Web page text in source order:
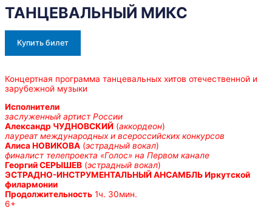
ТАНЦЕВАЛЬНЫЙ МИКС
Купить билет
Концертная программа танцевальных хитов отечественной и
зарубежной музыки
Исполнители
заслуженный артист России
Александр ЧУДНОВСКИЙ (аккордеон)
лауреат международных и всероссийских конкурсов
Алиса НОВИКОВА (эстрадный вокал)
финалист телепроекта «Голос» на Первом канале
Георгий СЕРЫШЕВ (эстрадный вокал)
ЭСТРАДНО-ИНСТРУМЕНТАЛЬНЫЙ АНСАМБЛЬ Иркутской
филармонии
Продолжительность 1ч. 30мин.
6+